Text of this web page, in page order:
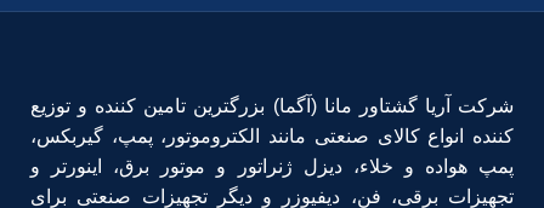
شرکت آریا گشتاور مانا (آگما) بزرگترین تامین کننده و توزیع
کننده انواع کالای صنعتی مانند الکتروموتور، پمپ، گیربکس،
پمپ هواده و خلاء، دیزل ژنراتور و موتور برق، اینورتر و
تجهیزات برقی، فن، دیفیوزر و دیگر تجهیزات صنعتی برای